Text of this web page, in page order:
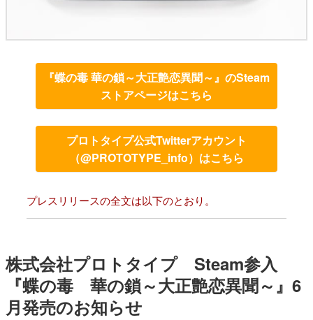
『蝶の毒 華の鎖～大正艶恋異聞～』のSteam
ストアページはこちら
プロトタイプ公式Twitterアカウント
（@PROTOTYPE_info）はこちら
プレスリリースの全文は以下のとおり。
株式会社プロトタイプ Steam参入
『蝶の毒 華の鎖～大正艶恋異聞～』6
月発売のお知らせ